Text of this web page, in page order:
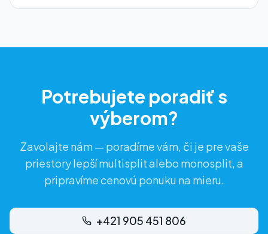
Potrebujete poradiť s
výberom?
Zavolajte nám — poradíme vám, či je pre vaše
priestory lepší multisplit alebo monosplit, a
pripravíme cenovú ponuku na mieru.
+421 905 451 806